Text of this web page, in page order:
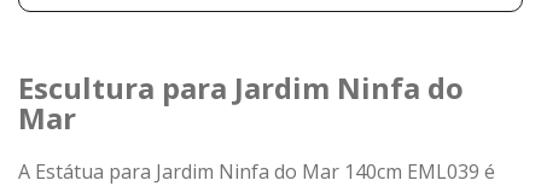
Escultura para Jardim Ninfa do
Mar
A Estátua para Jardim Ninfa do Mar 140cm EML039 é